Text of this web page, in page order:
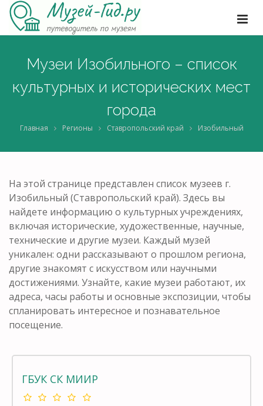
Музеи Изобильного – список
культурных и исторических мест
города
Главная Регионы Ставропольский край Изобильный
На этой странице представлен список музеев г.
Изобильный (Ставропольский край). Здесь вы
найдете информацию о культурных учреждениях,
включая исторические, художественные, научные,
технические и другие музеи. Каждый музей
уникален: одни рассказывают о прошлом региона,
другие знакомят с искусством или научными
достижениями. Узнайте, какие музеи работают, их
адреса, часы работы и основные экспозиции, чтобы
спланировать интересное и познавательное
посещение.
ГБУК СК МИИР